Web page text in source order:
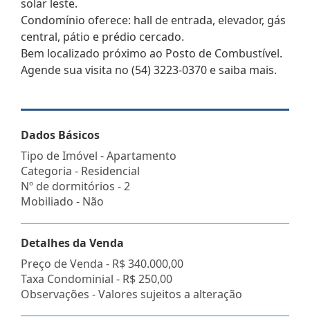
solar leste.
Condomínio oferece: hall de entrada, elevador, gás
central, pátio e prédio cercado.
Bem localizado próximo ao Posto de Combustível.
Agende sua visita no (54) 3223-0370 e saiba mais.
Dados Básicos
Tipo de Imóvel - Apartamento
Categoria - Residencial
Nº de dormitórios - 2
Mobiliado - Não
Detalhes da Venda
Preço de Venda - R$ 340.000,00
Taxa Condominial - R$ 250,00
Observações - Valores sujeitos a alteração